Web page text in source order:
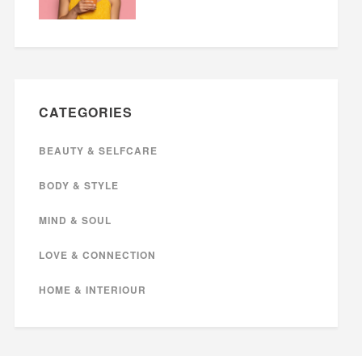
CATEGORIES
BEAUTY & SELFCARE
BODY & STYLE
MIND & SOUL
LOVE & CONNECTION
HOME & INTERIOUR